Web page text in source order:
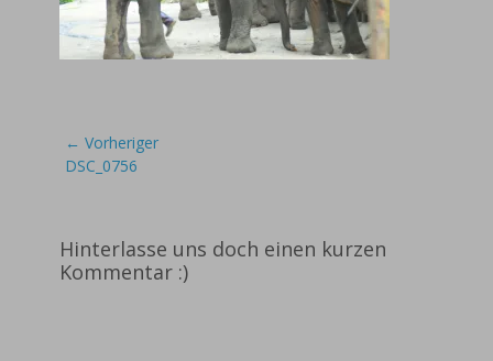
Beitragsnavigation
← Vorheriger
Vorheriger
DSC_0756
Hinterlasse uns doch einen kurzen
Kommentar :)